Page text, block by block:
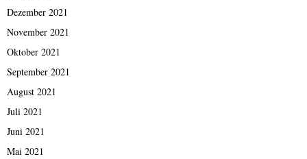
Dezember 2021
November 2021
Oktober 2021
September 2021
August 2021
Juli 2021
Juni 2021
Mai 2021